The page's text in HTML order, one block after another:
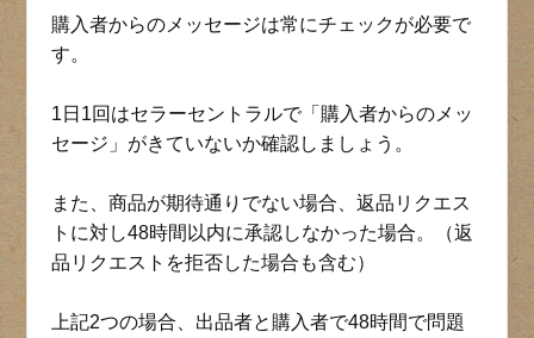
購入者からのメッセージは常にチェックが必要で
す。
1日1回はセラーセントラルで「購入者からのメッ
セージ」がきていないか確認しましょう。
また、商品が期待通りでない場合、返品リクエス
トに対し48時間以内に承認しなかった場合。（返
品リクエストを拒否した場合も含む）
上記2つの場合、出品者と購入者で48時間で問題